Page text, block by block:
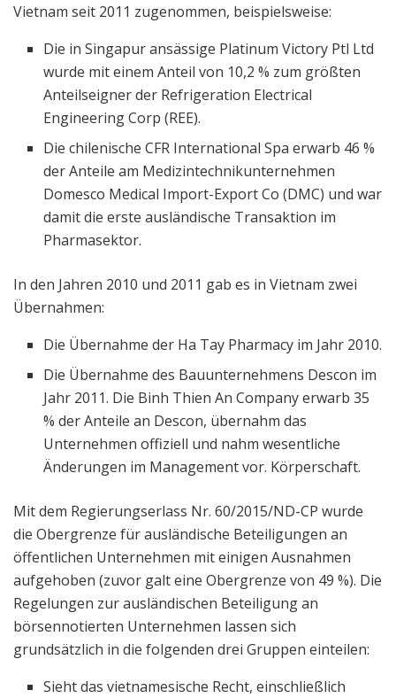
Vietnam seit 2011 zugenommen, beispielsweise:
Die in Singapur ansässige Platinum Victory Ptl Ltd
wurde mit einem Anteil von 10,2 % zum größten
Anteilseigner der Refrigeration Electrical
Engineering Corp (REE).
Die chilenische CFR International Spa erwarb 46 %
der Anteile am Medizintechnikunternehmen
Domesco Medical Import-Export Co (DMC) und war
damit die erste ausländische Transaktion im
Pharmasektor.
In den Jahren 2010 und 2011 gab es in Vietnam zwei
Übernahmen:
Die Übernahme der Ha Tay Pharmacy im Jahr 2010.
Die Übernahme des Bauunternehmens Descon im
Jahr 2011. Die Binh Thien An Company erwarb 35
% der Anteile an Descon, übernahm das
Unternehmen offiziell und nahm wesentliche
Änderungen im Management vor. Körperschaft.
Mit dem Regierungserlass Nr. 60/2015/ND-CP wurde
die Obergrenze für ausländische Beteiligungen an
öffentlichen Unternehmen mit einigen Ausnahmen
aufgehoben (zuvor galt eine Obergrenze von 49 %). Die
Regelungen zur ausländischen Beteiligung an
börsennotierten Unternehmen lassen sich
grundsätzlich in die folgenden drei Gruppen einteilen:
Sieht das vietnamesische Recht, einschließlich